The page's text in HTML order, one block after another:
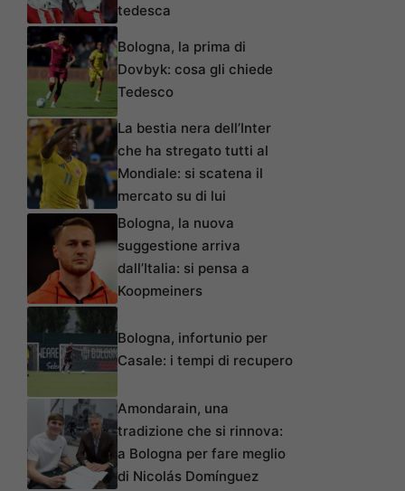
tedesca
Bologna, la prima di
Dovbyk: cosa gli chiede
Tedesco
La bestia nera dell’Inter
che ha stregato tutti al
Mondiale: si scatena il
mercato su di lui
Bologna, la nuova
suggestione arriva
dall’Italia: si pensa a
Koopmeiners
Bologna, infortunio per
Casale: i tempi di recupero
Amondarain, una
tradizione che si rinnova:
a Bologna per fare meglio
di Nicolás Domínguez